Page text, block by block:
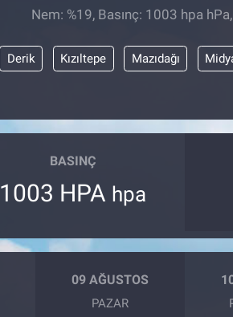
Nem: %19, Basınç: 1003 hpa
Derik Kızıltepe Mazıdağı
BASINÇ
1003 HPA hpa
09 AĞUSTOS
PAZAR